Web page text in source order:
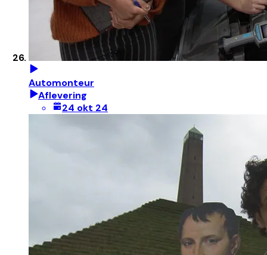
Automonteur
Aflevering
24 okt 24